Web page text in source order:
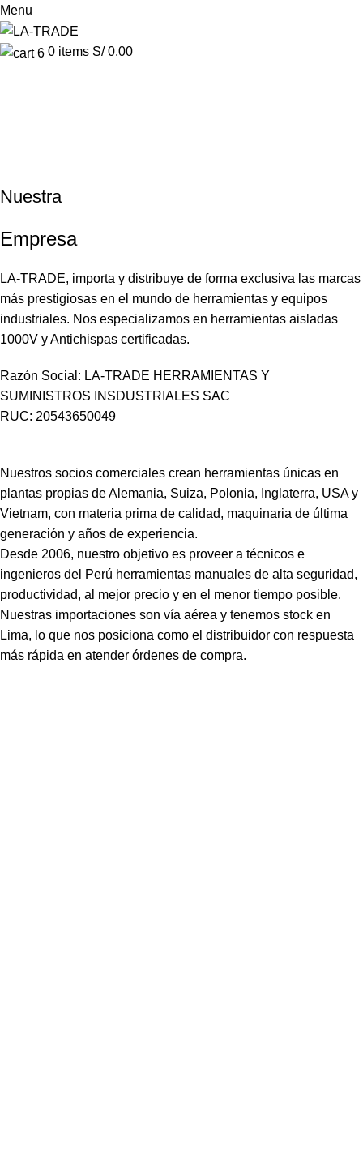
Menu
0 items S/0.00
Nuestra
Empresa
LA-TRADE, importa y distribuye de forma exclusiva las marcas
más prestigiosas en el mundo de herramientas y equipos
industriales. Nos especializamos en herramientas aisladas
1000V y Antichispas certificadas.
Razón Social: LA-TRADE HERRAMIENTAS Y
SUMINISTROS INSDUSTRIALES SAC
RUC: 20543650049
Nuestros socios comerciales crean herramientas únicas en
plantas propias de Alemania, Suiza, Polonia, Inglaterra, USA y
Vietnam, con materia prima de calidad, maquinaria de última
generación y años de experiencia.
Desde 2006, nuestro objetivo es proveer a técnicos e
ingenieros del Perú herramientas manuales de alta seguridad,
productividad, al mejor precio y en el menor tiempo posible.
Nuestras importaciones son vía aérea y tenemos stock en
Lima, lo que nos posiciona como el distribuidor con respuesta
más rápida en atender órdenes de compra.